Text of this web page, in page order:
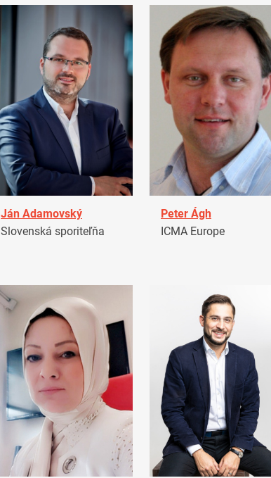
Ján Adamovský
Slovenská sporiteľňa
Peter Ágh
ICMA Europe